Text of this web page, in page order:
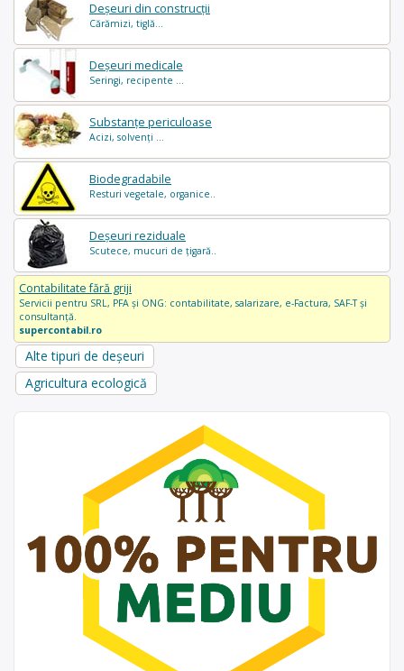
Deșeuri din construcții
Cărămizi, tiglă...
Deșeuri medicale
Seringi, recipente ...
Substanțe periculoase
Acizi, solvenți ...
Biodegradabile
Resturi vegetale, organice..
Deșeuri reziduale
Scutece, mucuri de țigară..
Contabilitate fără griji
Servicii pentru SRL, PFA și ONG: contabilitate, salarizare, e-Factura, SAF-T și
consultanță.
supercontabil.ro
Alte tipuri de deșeuri
Agricultura ecologică